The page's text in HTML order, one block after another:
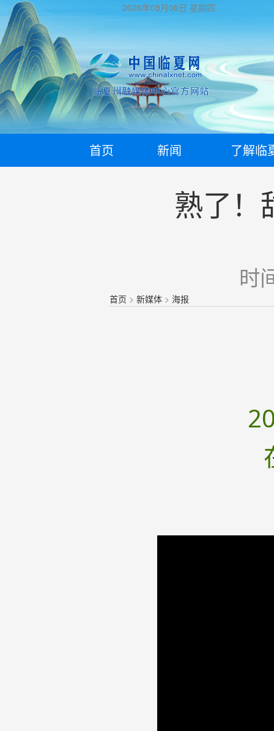
2026年08月06日 星期四
首页 新闻 了解临
熟了！
时
首页 >新媒体 >海报